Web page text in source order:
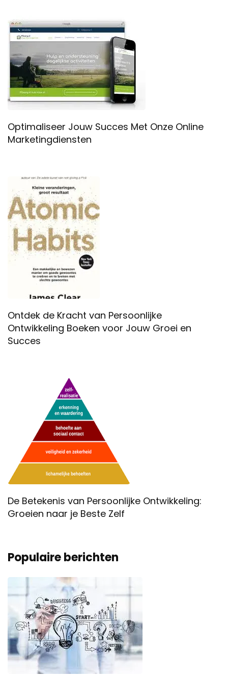
Optimaliseer Jouw Succes Met Onze Online
Marketingdiensten
Ontdek de Kracht van Persoonlijke
Ontwikkeling Boeken voor Jouw Groei en
Succes
De Betekenis van Persoonlijke Ontwikkeling:
Groeien naar je Beste Zelf
Populaire berichten